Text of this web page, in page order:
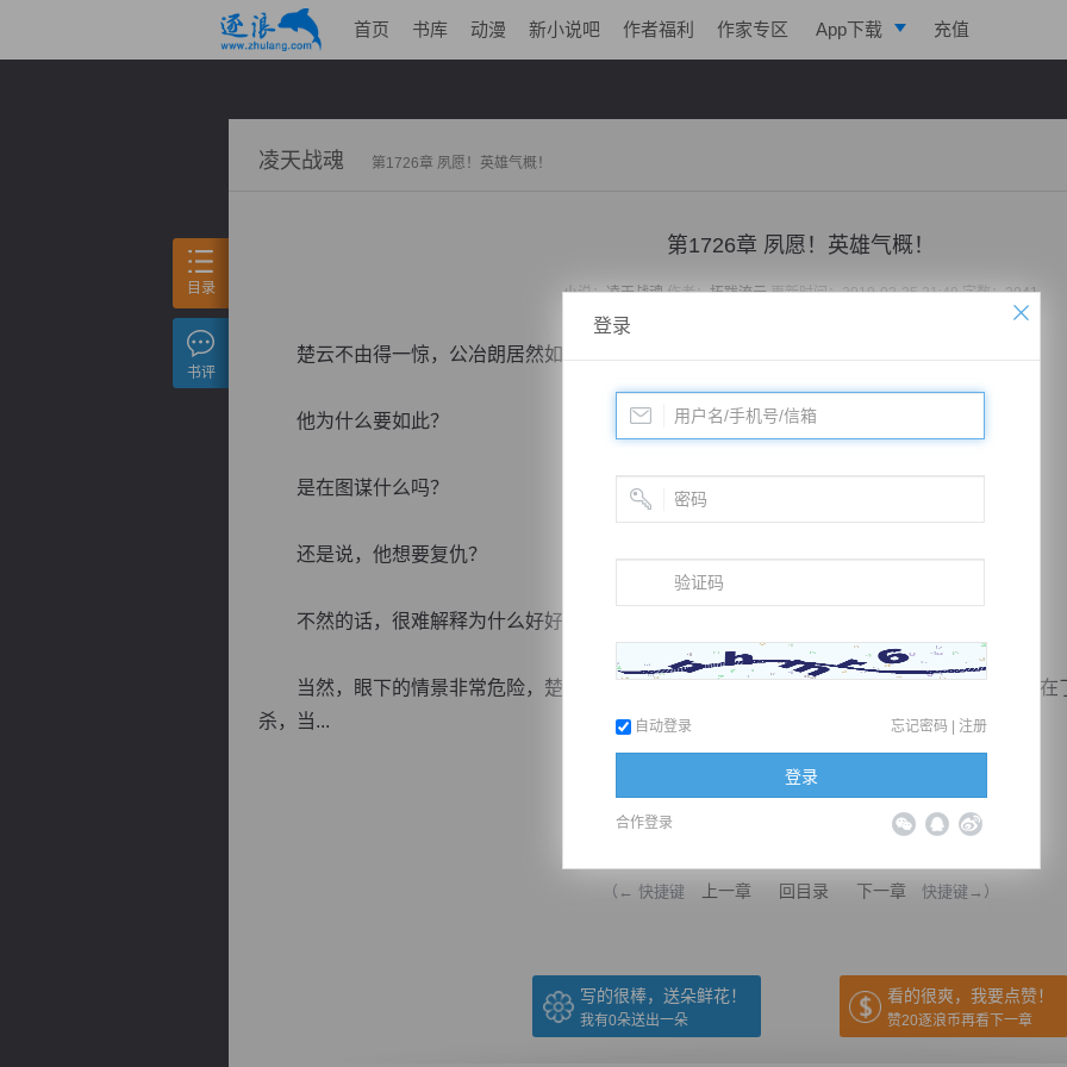
逐浪小说
首页 书库 动漫 新小说吧 作者福利 作家专区 App下载 充值
凌天战魂 第1726章 夙愿！英雄气概！
第1726章 夙愿！英雄气概！
小说：凌天战魂作者：拓跋流云更新时间：2019-02-25 21:49 字数：3041
楚云不由得一惊，公冶朗居然如此疯狂？
他为什么要如此？
是在图谋什么吗？
还是说，他想要复仇？
不然的话，很难解释为什么好好的会突然失去理智，达到这种疯狂的程度。
当然，眼下的情景非常危险，楚云眼神飞速扫过四周，发现外面原本那十几位魔尊已经不在
杀，当...
（← 快捷键 上一章 回目录 下一章 快捷键→）
写的很棒，送朵鲜花！
我有0朵送出一朵
看的很爽，我要点赞！
赞20逐浪币再看下一章
目录
书评
登录
自动登录 忘记密码 | 注册
登录
合作登录